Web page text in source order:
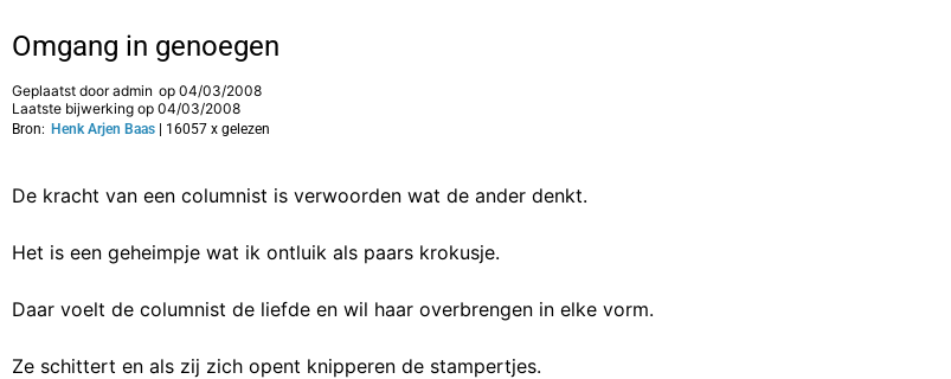
Omgang in genoegen
Geplaatst dooradmin op 04/03/2008
Laatste bijwerking op 04/03/2008
Bron: Henk Arjen Baas | 16057 x gelezen
De kracht van een columnist is verwoorden wat de ander denkt.
Het is een geheimpje wat ik ontluik als paars krokusje.
Daar voelt de columnist de liefde en wil haar overbrengen in elke vorm.
Ze schittert en als zij zich opent knipperen de stampertjes.